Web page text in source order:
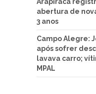
abertura de
3 anos
Campo Alegre:
após sofrer
lavava carro;
MPAL